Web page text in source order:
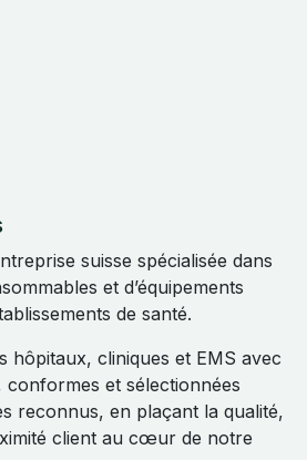
suisse spécialisée dans
et d’équipements
de santé.
hôpitaux, cliniques et EMS avec
conformes et sélectionnées
reconnus, en plaçant la qualité,
client au cœur de notre